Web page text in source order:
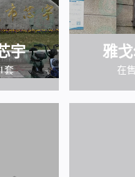
宇
套
雅
在